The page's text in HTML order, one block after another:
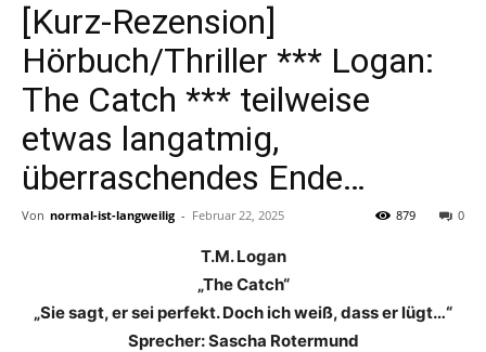
[Kurz-Rezension]
Hörbuch/Thriller *** Logan:
The Catch *** teilweise
etwas langatmig,
überraschendes Ende…
Von normal-ist-langweilig - Februar 22, 2025 0
879
T.M. Logan
„The Catch“
„Sie sagt, er sei perfekt. Doch ich weiß, dass er lügt…“
Sprecher: Sascha Rotermund